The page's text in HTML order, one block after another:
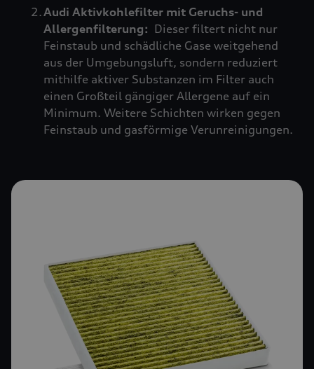
Audi Aktivkohlefilter mit Geruchs- und
Allergenfilterung: Dieser filtert nicht nur
Feinstaub und schädliche Gase weitgehend
aus der Umgebungsluft, sondern reduziert
mithilfe aktiver Substanzen im Filter auch
einen Großteil gängiger Allergene auf ein
Minimum. Weitere Schichten wirken gegen
Feinstaub und gasförmige Verunreinigungen.